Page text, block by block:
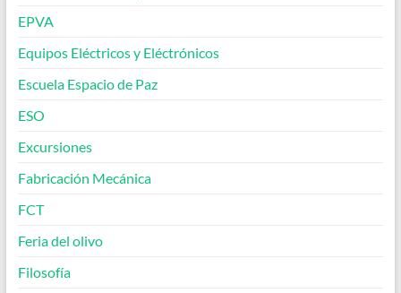
EPVA
Equipos Eléctricos y Eléctrónicos
Escuela Espacio de Paz
ESO
Excursiones
Fabricación Mecánica
FCT
Feria del olivo
Filosofía